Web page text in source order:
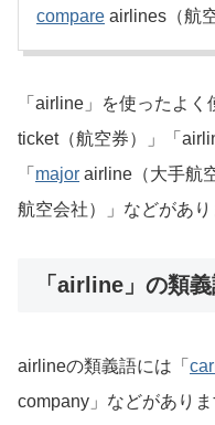
compare airlines（航
「airline」を使ったよ
ticket（航空券）」「
「 major airline（大手航
航空会社）」などがあり
「airline」の類
airlineの類義語には「
company」などがあり